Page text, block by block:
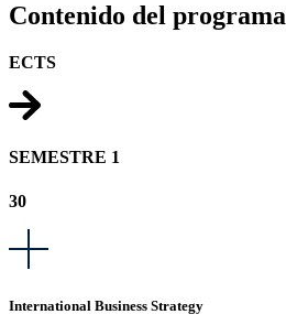
Contenido del programa
ECTS
SEMESTRE 1
30
International Business Strategy